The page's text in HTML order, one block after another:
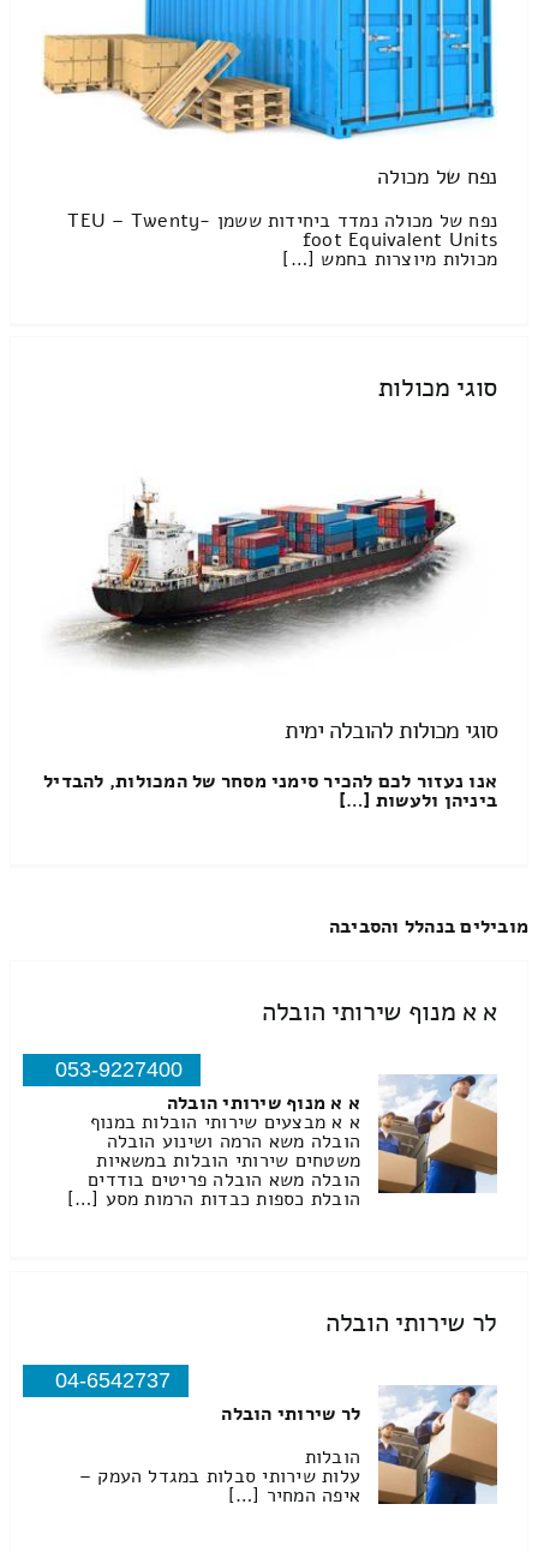
נפח של מכולה
נפח של מכולה נמדד ביחידות ששמן TEU – Twenty-
foot Equivalent Units
מכולות מיוצרות בחמש […]
סוגי מכולות
סוגי מכולות להובלה ימית
אנו נעזור לכם להכיר סימני מסחר של המכולות, להבדיל
ביניהן ולעשות […]
מובילים בנהלל והסביבה
א א מנוף שירותי הובלה
053-9227400
א א מנוף שירותי הובלה
א א מבצעים שירותי הובלות במנוף
הובלה משא הרמה ושינוע הובלה
משטחים שירותי הובלות במשאיות
הובלה משא הובלה פריטים בודדים
הובלת כספות כבדות הרמות מסע […]
לר שירותי הובלה
04-6542737
לר שירותי הובלה
הובלות
עלות שירותי סבלות במגדל העמק –
איפה המחיר […]